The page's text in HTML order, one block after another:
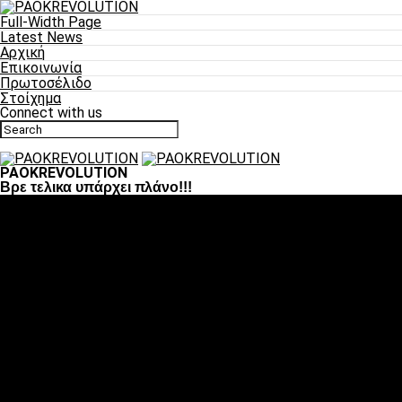
Full-Width Page
Latest News
Αρχική
Επικοινωνία
Πρωτοσέλιδο
Στοίχημα
Connect with us
PAOKREVOLUTION
Βρε τελικα υπάρχει πλάνο!!!